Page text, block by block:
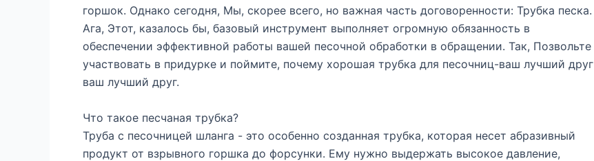
горшок. Однако сегодня, Мы, скорее всего, но важная часть договоренности: Трубка песка.
Ага, Этот, казалось бы, базовый инструмент выполняет огромную обязанность в
обеспечении эффективной работы вашей песочной обработки в обращении. Так, Позвольте
участвовать в придурке и поймите, почему хорошая трубка для песочниц-ваш лучший друг
ваш лучший друг.
Что такое песчаная трубка?
Труба с песочницей шланга - это особенно созданная трубка, которая несет абразивный
продукт от взрывного горшка до форсунки. Ему нужно выдержать высокое давление,